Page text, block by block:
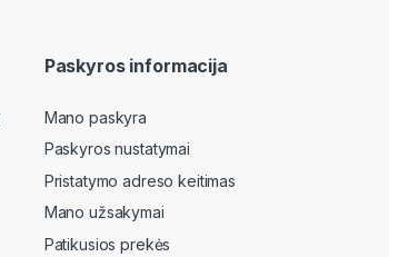
Paskyros informacija
Mano paskyra
Paskyros nustatymai
Pristatymo adreso keitimas
Mano užsakymai
Patikusios prekės